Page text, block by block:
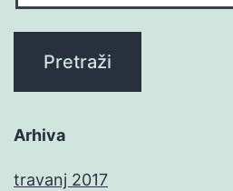
Arhiva
travanj 2017